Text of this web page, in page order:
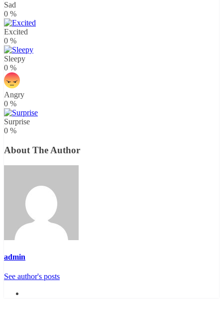
Sad
0 %
Excited
0 %
Sleepy
0 %
Angry
0 %
Surprise
0 %
About The Author
admin
See author's posts